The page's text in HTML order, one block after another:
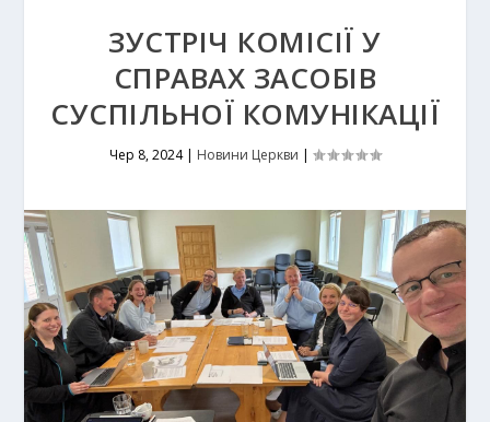
ЗУСТРІЧ КОМІСІЇ У
СПРАВАХ ЗАСОБІВ
СУСПІЛЬНОЇ КОМУНІКАЦІЇ
Чер 8, 2024| Новини Церкви |